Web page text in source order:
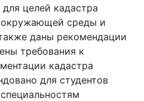
целей кадастра
среды и
даны рекомендации
требования к
кадастра
для студентов